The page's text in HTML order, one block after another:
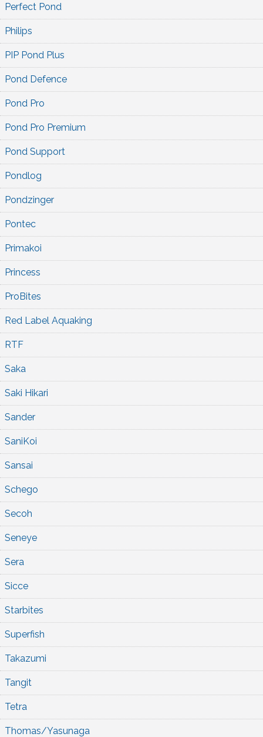
Perfect Pond
Philips
PIP Pond Plus
Pond Defence
Pond Pro
Pond Pro Premium
Pond Support
Pondlog
Pondzinger
Pontec
Primakoi
Princess
ProBites
Red Label Aquaking
RTF
Saka
Saki Hikari
Sander
SaniKoi
Sansai
Schego
Secoh
Seneye
Sera
Sicce
Starbites
Superfish
Takazumi
Tangit
Tetra
Thomas/Yasunaga